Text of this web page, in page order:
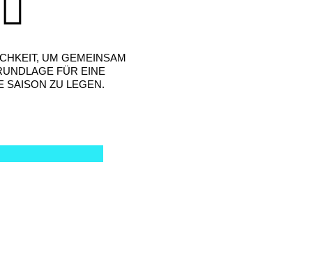
UM GEMEINSAM
FÜR EINE
SAISON ZU LEGEN.